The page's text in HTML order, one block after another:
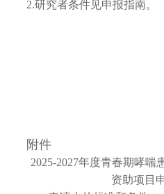
2.研究者条件见申报指南。
附件
2025-2027年度青春期哮
资助项目